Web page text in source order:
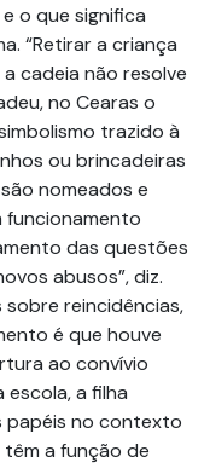
o que significa
“Retirar a criança
cadeia não resolve
no Cearas o
trazido à
ou brincadeiras
nomeados e
funcionamento
das questões
abusos”, diz.
reincidências,
é que houve
ao convívio
a filha
papéis no contexto
a função de